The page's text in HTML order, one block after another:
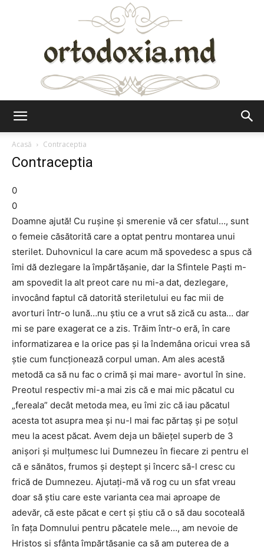
Acasă
Contraceptia
Contraceptia
0
0
Doamne ajută! Cu ruşine şi smerenie vă cer sfatul…, sunt
o femeie căsătorită care a optat pentru montarea unui
sterilet. Duhovnicul la care acum mă spovedesc a spus că
îmi dă dezlegare la împărtăşanie, dar la Sfintele Paşti m-
am spovedit la alt preot care nu mi-a dat, dezlegare,
invocând faptul că datorită steriletului eu fac mii de
avorturi într-o lună…nu ştiu ce a vrut să zică cu asta… dar
mi se pare exagerat ce a zis. Trăim într-o eră, în care
informatizarea e la orice pas şi la îndemâna oricui vrea să
ştie cum funcţionează corpul uman. Am ales acestă
metodă ca să nu fac o crimă şi mai mare- avortul în sine.
Preotul respectiv mi-a mai zis că e mai mic păcatul cu
„fereala” decât metoda mea, eu îmi zic că iau păcatul
acesta tot asupra mea şi nu-l mai fac părtaş şi pe soţul
meu la acest păcat. Avem deja un băieţel superb de 3
anişori şi mulţumesc lui Dumnezeu în fiecare zi pentru el
că e sănătos, frumos şi deştept şi încerc să-l cresc cu
frică de Dumnezeu. Ajutaţi-mă vă rog cu un sfat vreau
doar să ştiu care este varianta cea mai aproape de
adevăr, că este păcat e cert şi ştiu că o să dau socoteală
în faţa Domnului pentru păcatele mele…, am nevoie de
Hristos şi sfânta împărtăşanie ca să am puterea de a